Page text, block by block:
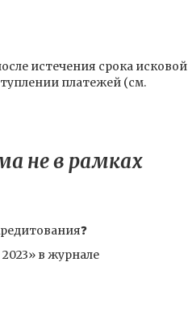
истечения срока исковой
платежей (см.
не в рамках
в журнале